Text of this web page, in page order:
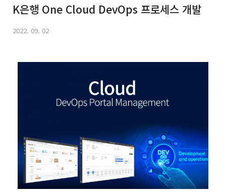
K은행 One Cloud DevOps 프로세스 개발
2022. 09. 02